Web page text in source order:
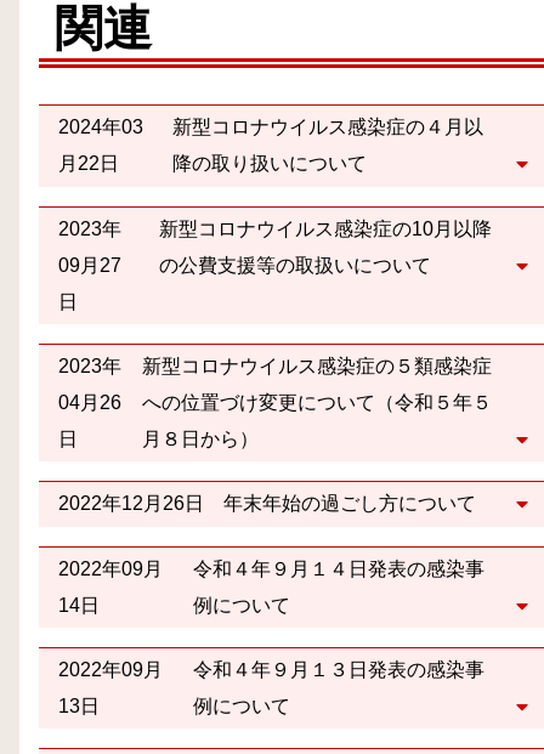
関連
2024年03
月22日
新型コロナウイルス感染症の４月以
降の取り扱いについて
2023年
09月27
日
新型コロナウイルス感染症の10月以降
の公費支援等の取扱いについて
2023年
04月26
日
新型コロナウイルス感染症の５類感染症
への位置づけ変更について（令和５年５
月８日から）
2022年12月26日 年末年始の過ごし方について
2022年09月
14日
令和４年９月１４日発表の感染事
例について
2022年09月
13日
令和４年９月１３日発表の感染事
例について